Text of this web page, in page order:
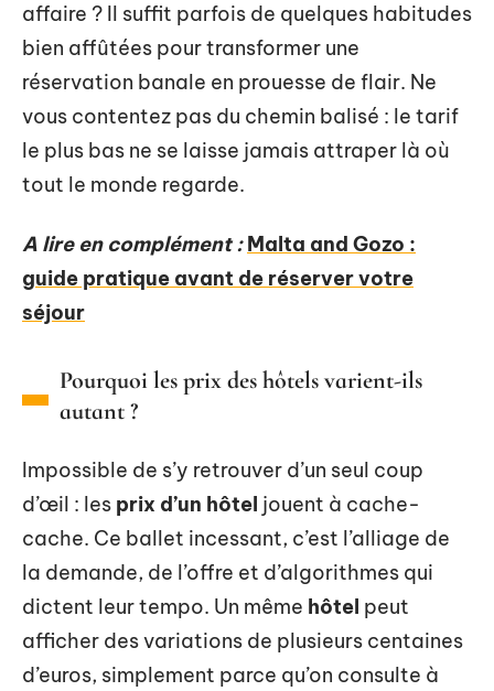
affaire ? Il suffit parfois de quelques habitudes
bien affûtées pour transformer une
réservation banale en prouesse de flair. Ne
vous contentez pas du chemin balisé : le tarif
le plus bas ne se laisse jamais attraper là où
tout le monde regarde.
A lire en complément : Malta and Gozo :
guide pratique avant de réserver votre
séjour
Pourquoi les prix des hôtels varient-ils
autant ?
Impossible de s’y retrouver d’un seul coup
d’œil : les prix d’un hôtel jouent à cache-
cache. Ce ballet incessant, c’est l’alliage de
la demande, de l’offre et d’algorithmes qui
dictent leur tempo. Un même hôtel peut
afficher des variations de plusieurs centaines
d’euros, simplement parce qu’on consulte à